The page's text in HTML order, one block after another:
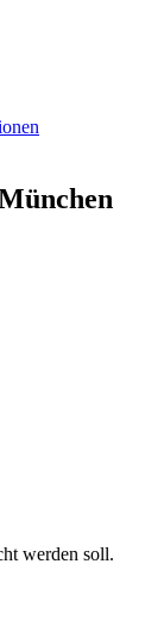
werden soll.